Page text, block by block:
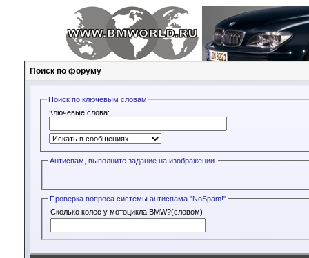
Поиск по форуму
Поиск по ключевым словам
Ключевые слова:
Антиспам, выполните задание на изображении.
Проверка вопроса системы антиспама "NoSpam!"
Сколько колес у мотоцикла BMW?(словом)